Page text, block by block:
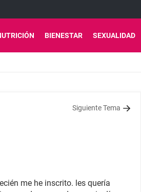
BIENESTAR SEXUALIDAD
Siguiente Tema
me he inscrito. les quería